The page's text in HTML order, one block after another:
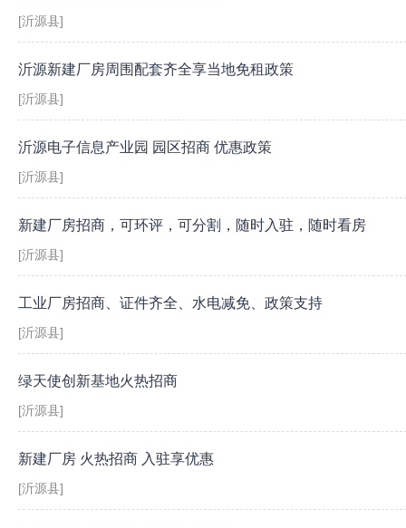
[沂源县]
沂源新建厂房周围配套齐全享当地免租政策
[沂源县]
沂源电子信息产业园 园区招商 优惠政策
[沂源县]
新建厂房招商，可环评，可分割，随时入驻，随时看房
[沂源县]
工业厂房招商、证件齐全、水电减免、政策支持
[沂源县]
绿天使创新基地火热招商
[沂源县]
新建厂房 火热招商 入驻享优惠
[沂源县]